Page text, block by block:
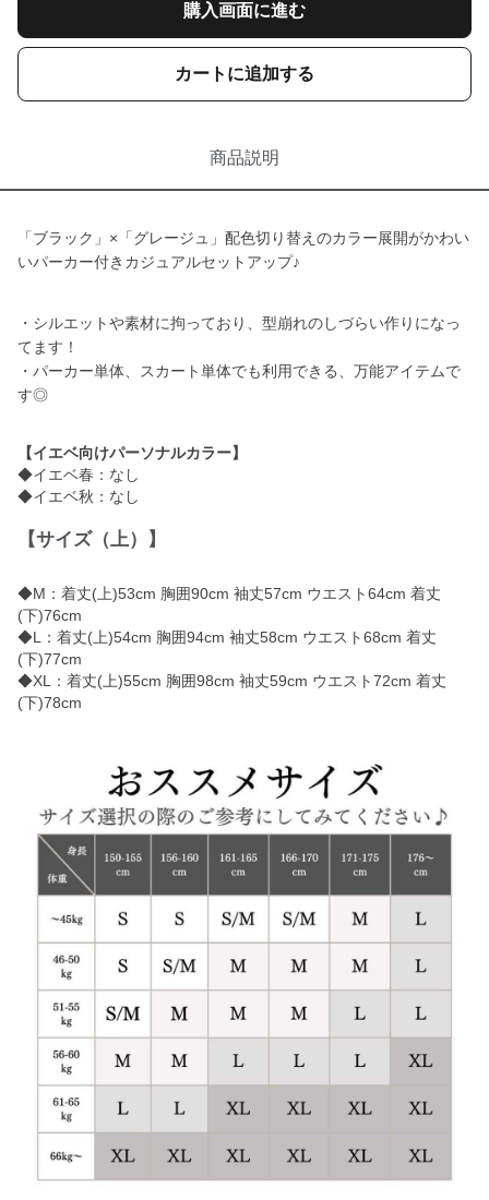
購入画面に進む
カートに追加する
商品説明
「ブラック」×「グレージュ」配色切り替えのカラー展開がかわい
いパーカー付きカジュアルセットアップ♪
・シルエットや素材に拘っており、型崩れのしづらい作りになっ
てます！
・パーカー単体、スカート単体でも利用できる、万能アイテムで
す◎
【イエベ向けパーソナルカラー】
◆イエベ春：なし
◆イエベ秋：なし
【サイズ（上）】
◆M：着丈(上)53cm 胸囲90cm 袖丈57cm ウエスト64cm 着丈
(下)76cm
◆L：着丈(上)54cm 胸囲94cm 袖丈58cm ウエスト68cm 着丈
(下)77cm
◆XL：着丈(上)55cm 胸囲98cm 袖丈59cm ウエスト72cm 着丈
(下)78cm